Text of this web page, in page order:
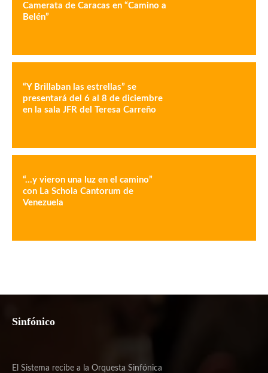
Camerata de Caracas en “Camino a
Belén”
“Y Brillaban las estrellas” se
presentará del 6 al 8 de diciembre
en la sala JFR del Teresa Carreño
“…y vieron una luz en el camino”
con La Schola Cantorum de
Venezuela
Sinfónico
El Sistema recibe a la Orquesta Sinfónica